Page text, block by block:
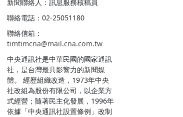
新聞聯絡人：訊息服務核稿員
聯絡電話：02-25051180
聯絡信箱：
timtimcna@mail.cna.com.tw
中央通訊社是中華民國的國家通訊
社，是台灣最具影響力的新聞媒
體。 經歷組織改造，1973年中央
社改組為股份有限公司，以企業方
式經營；隨著民主化發展，1996年
依據「中央通訊社設置條例」改制